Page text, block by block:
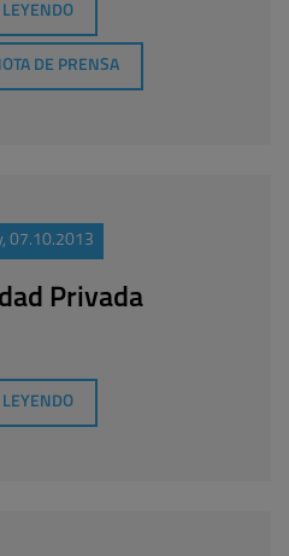
DE PRENSA
07.10.2013
Privada